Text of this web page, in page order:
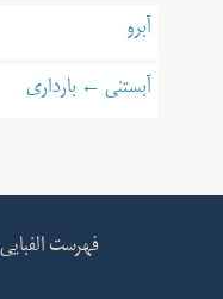
آبرو
آبستنی ← بارداری
فهرست الفبایی